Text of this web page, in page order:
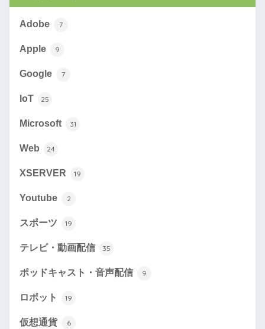
Adobe 7
Apple 9
Google 7
IoT 25
Microsoft 31
Web 24
XSERVER 19
Youtube 2
スポーツ 19
テレビ・動画配信 35
ポッドキャスト・音声配信 9
ロボット 19
仮想通貨 6